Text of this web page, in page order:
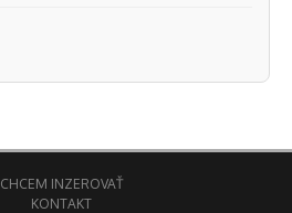
CHCEM INZEROVAŤ
KONTAKT